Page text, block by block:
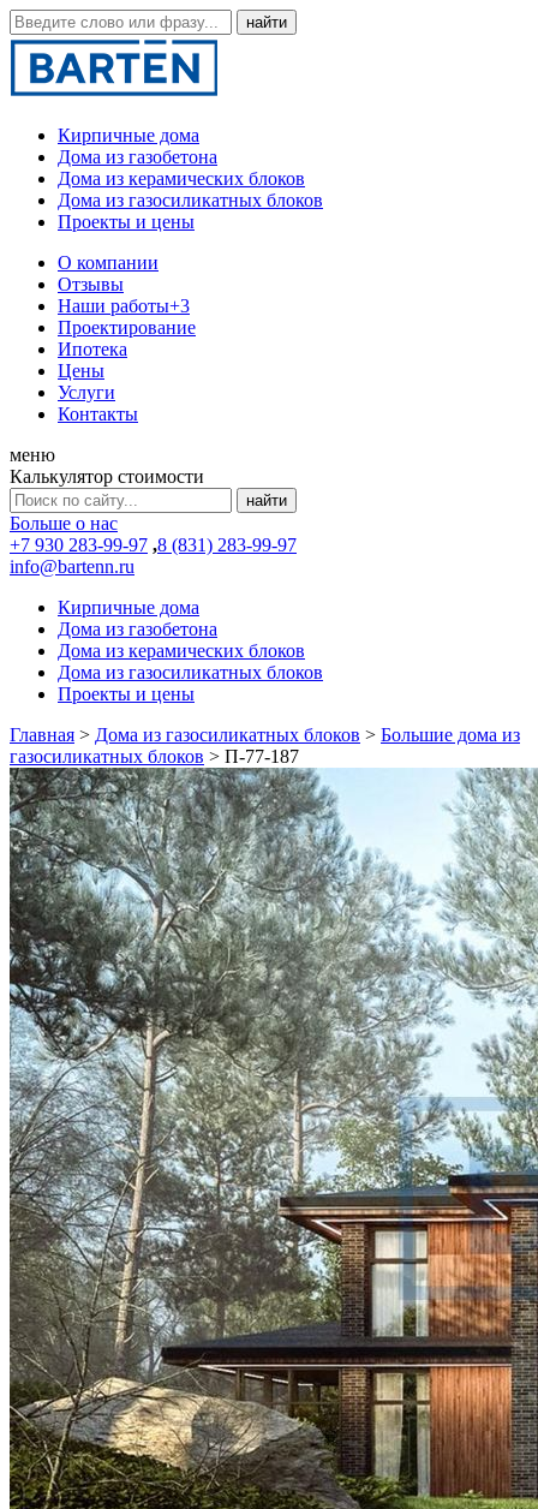
Кирпичные дома
Дома из газобетона
Дома из керамических блоков
Дома из газосиликатных блоков
Проекты и цены
О компании
Отзывы
Наши работы+3
Проектирование
Ипотека
Цены
Услуги
Контакты
меню
Калькулятор стоимости
Больше о нас
+7 930 283-99-97 ,8 (831) 283-99-97
info@bartenn.ru
Кирпичные дома
Дома из газобетона
Дома из керамических блоков
Дома из газосиликатных блоков
Проекты и цены
Главная > Дома из газосиликатных блоков > Большие дома из
газосиликатных блоков > П-77-187